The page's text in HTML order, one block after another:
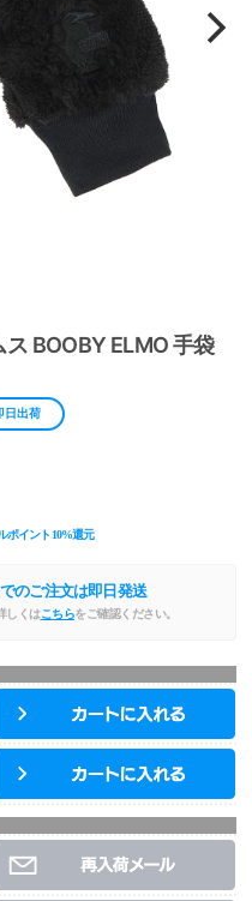
ス BOOBY ELMO 手袋
日出荷
ポイント 10%還元
のご注文は即日発送
しくはこちらをご確認ください。